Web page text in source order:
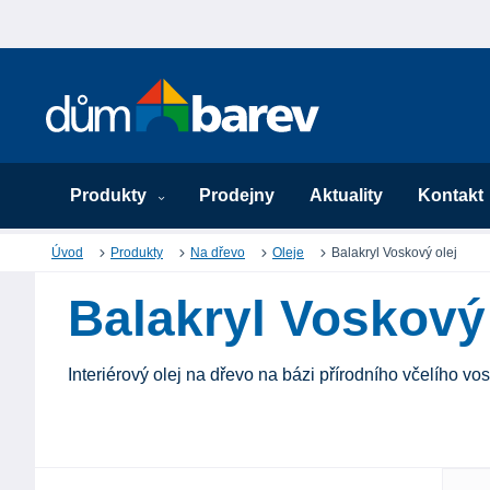
Produkty Prodejny Aktuality Kontakt
Úvod Produkty Na dřevo Oleje Balakryl Voskový olej
Balakryl
Interiérový olej na dřevo na bázi přírodního včelího